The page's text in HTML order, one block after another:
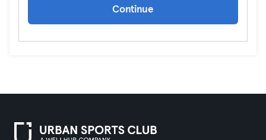
Continue